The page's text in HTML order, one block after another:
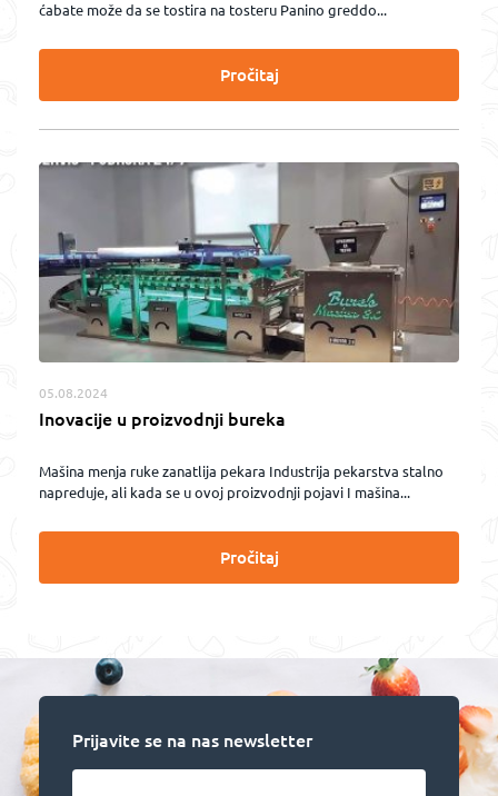
ćabate može da se tostira na tosteru Panino greddo...
Pročitaj
05.08.2024
Inovacije u proizvodnji bureka
Mašina menja ruke zanatlija pekara Industrija pekarstva stalno
napreduje, ali kada se u ovoj proizvodnji pojavi I mašina...
Pročitaj
Prijavite se na nas newsletter